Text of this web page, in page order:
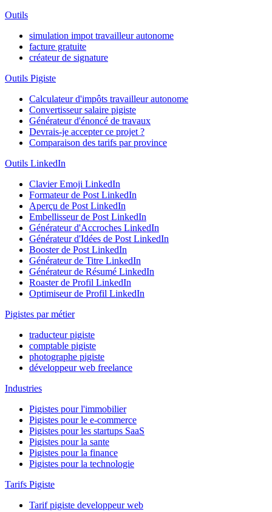
Outils
simulation impot travailleur autonome
facture gratuite
créateur de signature
Outils Pigiste
Calculateur d'impôts travailleur autonome
Convertisseur salaire pigiste
Générateur d'énoncé de travaux
Devrais-je accepter ce projet ?
Comparaison des tarifs par province
Outils LinkedIn
Clavier Emoji LinkedIn
Formateur de Post LinkedIn
Aperçu de Post LinkedIn
Embellisseur de Post LinkedIn
Générateur d'Accroches LinkedIn
Générateur d'Idées de Post LinkedIn
Booster de Post LinkedIn
Générateur de Titre LinkedIn
Générateur de Résumé LinkedIn
Roaster de Profil LinkedIn
Optimiseur de Profil LinkedIn
Pigistes par métier
traducteur pigiste
comptable pigiste
photographe pigiste
développeur web freelance
Industries
Pigistes pour l'immobilier
Pigistes pour le e-commerce
Pigistes pour les startups SaaS
Pigistes pour la sante
Pigistes pour la finance
Pigistes pour la technologie
Tarifs Pigiste
Tarif pigiste developpeur web